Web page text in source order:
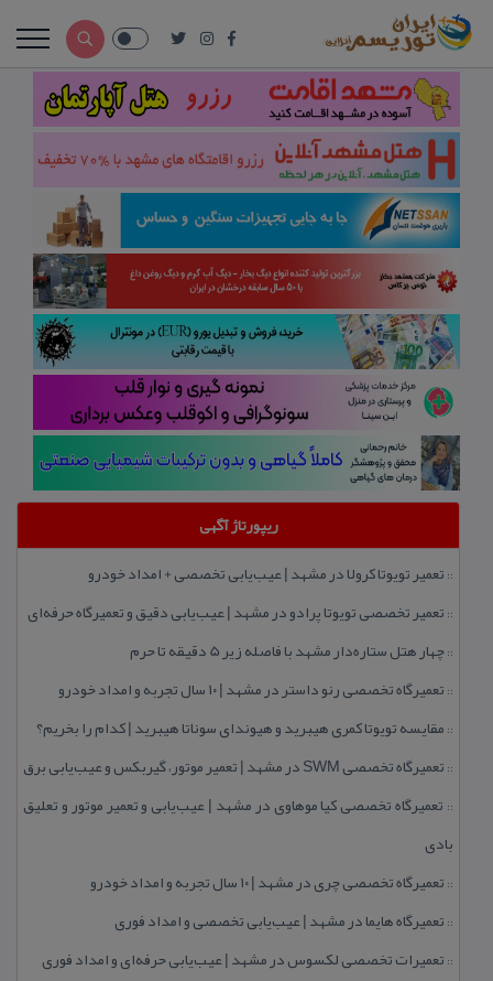
ریپورتاژ آگهی
:: تعمیر تویوتا كرولا در مشهد | عیب‌یابی تخصصی + امداد خودرو
:: تعمیر تخصصی تویوتا پرادو در مشهد | عیب‌یابی دقیق و تعمیرگاه حرفه‌ای
::چهار هتل‌ ستاره‌دار مشهد با فاصله زیر 5 دقیقه تا حرم
:: تعمیرگاه تخصصی رنو داستر در مشهد | ۱۰ سال تجربه و امداد خودرو
:: مقایسه تویوتا كمری هیبرید و هیوندای سوناتا هیبرید | كدام را بخریم؟
:: تعمیرگاه تخصصی SWM در مشهد | تعمیر موتور، گیربكس و عیب‌یابی برق
:: تعمیرگاه تخصصی كیا موهاوی در مشهد | عیب‌یابی و تعمیر موتور و تعلیق
بادی
:: تعمیرگاه تخصصی چری در مشهد | ۱۰ سال تجربه و امداد خودرو
:: تعمیرگاه هایما در مشهد | عیب‌یابی تخصصی و امداد فوری
:: تعمیرات تخصصی لكسوس در مشهد | عیب‌یابی حرفه‌ای و امداد فوری